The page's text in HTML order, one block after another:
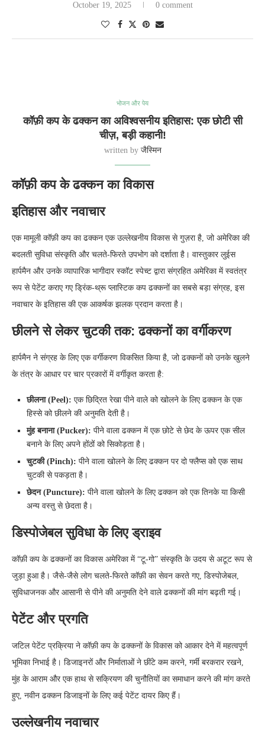
October 19, 2025 0 comment
भोजन और पेय
कॉफ़ी कप के ढक्कन का अविश्वसनीय इतिहास: एक छोटी सी
चीज़, बड़ी कहानी!
written by जैस्मिन
कॉफ़ी कप के ढक्कन का विकास
इतिहास और नवाचार
एक मामूली कॉफ़ी कप का ढक्कन एक उल्लेखनीय विकास से गुज़रा है, जो अमेरिका की
बदलती सुविधा संस्कृति और चलते-फिरते उपभोग को दर्शाता है। वास्तुकार लुईस
हार्पमैन और उनके व्यापारिक भागीदार स्कॉट स्पेच्ट द्वारा संग्रहित अमेरिका में स्वतंत्र
रूप से पेटेंट कराए गए ड्रिंक-थ्रू प्लास्टिक कप ढक्कनों का सबसे बड़ा संग्रह, इस
नवाचार के इतिहास की एक आकर्षक झलक प्रदान करता है।
छीलने से लेकर चुटकी तक: ढक्कनों का वर्गीकरण
हार्पमैन ने संग्रह के लिए एक वर्गीकरण विकसित किया है, जो ढक्कनों को उनके खुलने
के तंत्र के आधार पर चार प्रकारों में वर्गीकृत करता है:
छीलना (Peel): एक छिद्रित रेखा पीने वाले को खोलने के लिए ढक्कन के एक
हिस्से को छीलने की अनुमति देती है।
मुंह बनाना (Pucker): पीने वाला ढक्कन में एक छोटे से छेद के ऊपर एक सील
बनाने के लिए अपने होंठों को सिकोड़ता है।
चुटकी (Pinch): पीने वाला खोलने के लिए ढक्कन पर दो फ्लैप्स को एक साथ
चुटकी से पकड़ता है।
छेदन (Puncture): पीने वाला खोलने के लिए ढक्कन को एक तिनके या किसी
अन्य वस्तु से छेदता है।
डिस्पोजेबल सुविधा के लिए ड्राइव
कॉफ़ी कप के ढक्कनों का विकास अमेरिका में “टू-गो” संस्कृति के उदय से अटूट रूप से
जुड़ा हुआ है। जैसे-जैसे लोग चलते-फिरते कॉफ़ी का सेवन करते गए, डिस्पोजेबल,
सुविधाजनक और आसानी से पीने की अनुमति देने वाले ढक्कनों की मांग बढ़ती गई।
पेटेंट और प्रगति
जटिल पेटेंट प्रक्रिया ने कॉफ़ी कप के ढक्कनों के विकास को आकार देने में महत्वपूर्ण
भूमिका निभाई है। डिजाइनरों और निर्माताओं ने छींटे कम करने, गर्मी बरकरार रखने,
मुंह के आराम और एक हाथ से सक्रियण की चुनौतियों का समाधान करने की मांग करते
हुए, नवीन ढक्कन डिजाइनों के लिए कई पेटेंट दायर किए हैं।
उल्लेखनीय नवाचार